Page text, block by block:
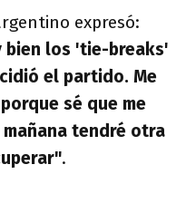
expresó:
bien los 'tie-breaks'
el partido. Me
sé que me
tendré otra
.